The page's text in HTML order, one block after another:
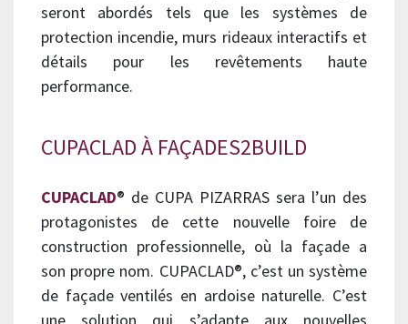
seront abordés tels que les systèmes de
protection incendie, murs rideaux interactifs et
détails pour les revêtements haute
performance.
CUPACLAD À FAÇADES2BUILD
CUPACLAD® de CUPA PIZARRAS sera l’un des
protagonistes de cette nouvelle foire de
construction professionnelle, où la façade a
son propre nom. CUPACLAD®, c’est un système
de façade ventilés en ardoise naturelle. C’est